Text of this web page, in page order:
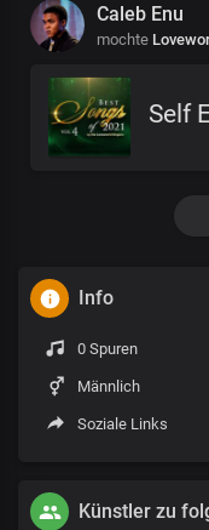
Caleb Enu
mochte
Self
Info
0 Spuren
Männlich
Soziale Links
Künstler zu